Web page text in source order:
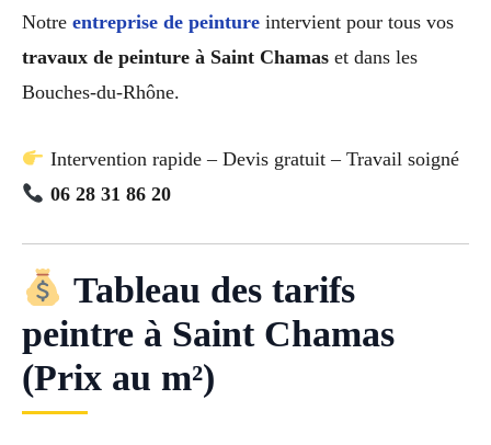
Notre entreprise de peinture intervient pour tous vos
travaux de peinture à Saint Chamas et dans les
Bouches-du-Rhône.
Intervention rapide – Devis gratuit – Travail soigné
06 28 31 86 20
Tableau des tarifs
peintre à Saint Chamas
(Prix au m²)